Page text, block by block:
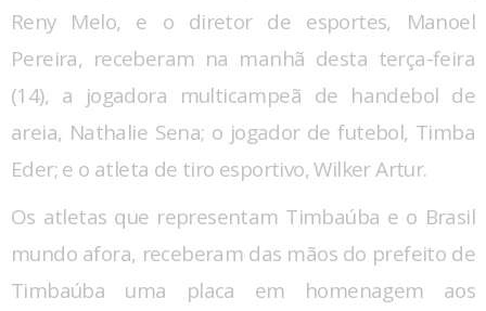
Reny Melo, e o diretor de esportes, Manoel
Pereira, receberam na manhã desta terça-feira
(14), a jogadora multicampeã de handebol de
areia, Nathalie Sena; o jogador de futebol, Timba
Eder; e o atleta de tiro esportivo, Wilker Artur.
Os atletas que representam Timbaúba e o Brasil
mundo afora, receberam das mãos do prefeito de
Timbaúba uma placa em homenagem aos